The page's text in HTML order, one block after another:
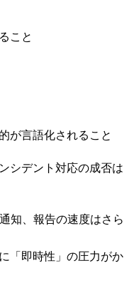
こと
が言語化されること
シデント対応の成否は
知、報告の速度はさら
「即時性」の圧力がか